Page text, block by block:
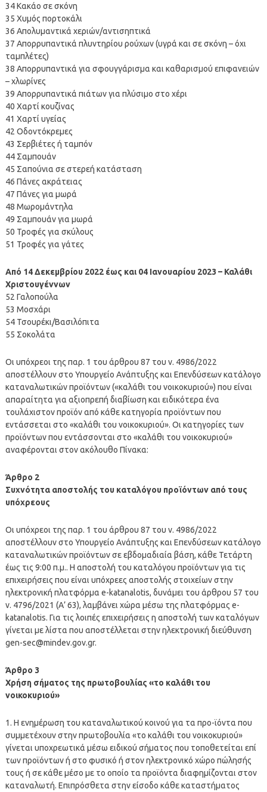
34 Κακάο σε σκόνη
35 Χυμός πορτοκάλι
36 Απολυμαντικά χεριών/αντισηπτικά
37 Απορρυπαντικά πλυντηρίου ρούχων (υγρά και σε σκόνη – όχι
ταμπλέτες)
38 Απορρυπαντικά για σφουγγάρισμα και καθαρισμού επιφανειών
– χλωρίνες
39 Απορρυπαντικά πιάτων για πλύσιμο στο χέρι
40 Χαρτί κουζίνας
41 Χαρτί υγείας
42 Οδοντόκρεμες
43 Σερβιέτες ή ταμπόν
44 Σαμπουάν
45 Σαπούνια σε στερεή κατάσταση
46 Πάνες ακράτειας
47 Πάνες για μωρά
48 Μωρομάντηλα
49 Σαμπουάν για μωρά
50 Τροφές για σκύλους
51 Τροφές για γάτες
Από 14 Δεκεμβρίου 2022 έως και 04 Ιανουαρίου 2023 – Καλάθι
Χριστουγέννων
52 Γαλοπούλα
53 Μοσχάρι
54 Τσουρέκι/Βασιλόπιτα
55 Σοκολάτα
Οι υπόχρεοι της παρ. 1 του άρθρου 87 του ν. 4986/2022
αποστέλλουν στο Υπουργείο Ανάπτυξης και Επενδύσεων κατάλογο
καταναλωτικών προϊόντων («καλάθι του νοικοκυριού») που είναι
απαραίτητα για αξιοπρεπή διαβίωση και ειδικότερα ένα
τουλάχιστον προϊόν από κάθε κατηγορία προϊόντων που
εντάσσεται στο «καλάθι του νοικοκυριού». Οι κατηγορίες των
προϊόντων που εντάσσονται στο «καλάθι του νοικοκυριού»
αναφέρονται στον ακόλουθο Πίνακα:
Άρθρο 2
Συχνότητα αποστολής του καταλόγου προϊόντων από τους
υπόχρεους
Οι υπόχρεοι της παρ. 1 του άρθρου 87 του ν. 4986/2022
αποστέλλουν στο Υπουργείο Ανάπτυξης και Επενδύσεων κατάλογο
καταναλωτικών προϊόντων σε εβδομαδιαία βάση, κάθε Τετάρτη
έως τις 9:00 π.μ.. Η αποστολή του καταλόγου προϊόντων για τις
επιχειρήσεις που είναι υπόχρεες αποστολής στοιχείων στην
ηλεκτρονική πλατφόρμα e-katanalotis, δυνάμει του άρθρου 57 του
ν. 4796/2021 (Α’ 63), λαμβάνει χώρα μέσω της πλατφόρμας e-
katanalotis. Για τις λοιπές επιχειρήσεις η αποστολή των καταλόγων
γίνεται με λίστα που αποστέλλεται στην ηλεκτρονική διεύθυνση
gen-sec@mindev.gov.gr.
Άρθρο 3
Χρήση σήματος της πρωτοβουλίας «το καλάθι του
νοικοκυριού»
1. Η ενημέρωση του καταναλωτικού κοινού για τα προ-ϊόντα που
συμμετέχουν στην πρωτοβουλία «το καλάθι του νοικοκυριού»
γίνεται υποχρεωτικά μέσω ειδικού σήματος που τοποθετείται επί
των προϊόντων ή στο φυσικό ή στον ηλεκτρονικό χώρο πώλησής
τους ή σε κάθε μέσο με το οποίο τα προϊόντα διαφημίζονται στον
καταναλωτή. Επιπρόσθετα στην είσοδο κάθε καταστήματος